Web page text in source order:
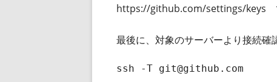
https://github.com/settings/keys
最後に、対象のサーバーより接続確
ssh -T git@github.com